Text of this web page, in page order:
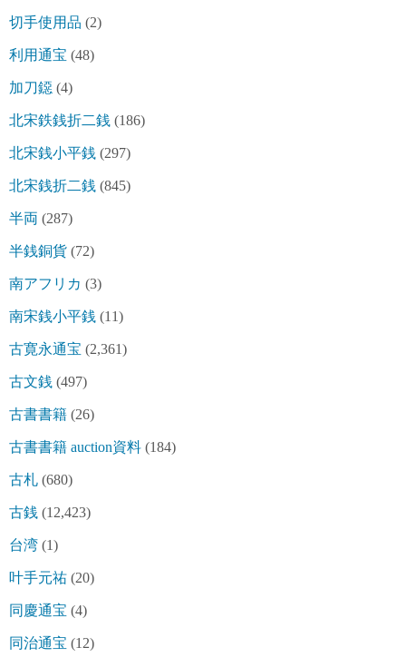
切手使用品 (2)
利用通宝 (48)
加刀鐚 (4)
北宋鉄銭折二銭 (186)
北宋銭小平銭 (297)
北宋銭折二銭 (845)
半両 (287)
半銭銅貨 (72)
南アフリカ (3)
南宋銭小平銭 (11)
古寛永通宝 (2,361)
古文銭 (497)
古書書籍 (26)
古書書籍 auction資料 (184)
古札 (680)
古銭 (12,423)
台湾 (1)
叶手元祐 (20)
同慶通宝 (4)
同治通宝 (12)